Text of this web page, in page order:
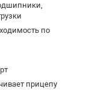
по
прицепу